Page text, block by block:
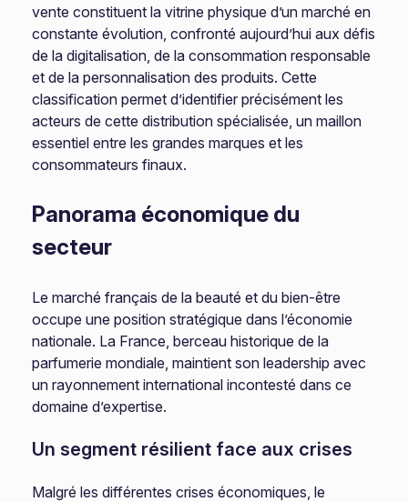
vente constituent la vitrine physique d’un marché en
constante évolution, confronté aujourd’hui aux défis
de la digitalisation, de la consommation responsable
et de la personnalisation des produits. Cette
classification permet d’identifier précisément les
acteurs de cette distribution spécialisée, un maillon
essentiel entre les grandes marques et les
consommateurs finaux.
Panorama économique du
secteur
Le marché français de la beauté et du bien-être
occupe une position stratégique dans l’économie
nationale. La France, berceau historique de la
parfumerie mondiale, maintient son leadership avec
un rayonnement international incontesté dans ce
domaine d’expertise.
Un segment résilient face aux crises
Malgré les différentes crises économiques, le